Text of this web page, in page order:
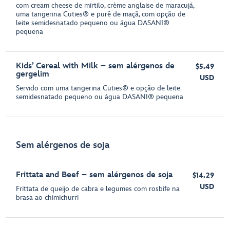
com cream cheese de mirtilo, crème anglaise de maracujá,
uma tangerina Cuties® e purê de maçã, com opção de
leite semidesnatado pequeno ou água DASANI®
pequena
Kids’ Cereal with Milk – sem alérgenos de
gergelim
Servido com uma tangerina Cuties® e opção de leite
semidesnatado pequeno ou água DASANI® pequena
$5.49
USD
Sem alérgenos de soja
Frittata and Beef – sem alérgenos de soja
Frittata de queijo de cabra e legumes com rosbife na
brasa ao chimichurri
$14.29
USD